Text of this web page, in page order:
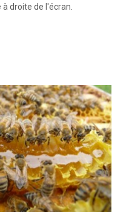
droite de l'écran.